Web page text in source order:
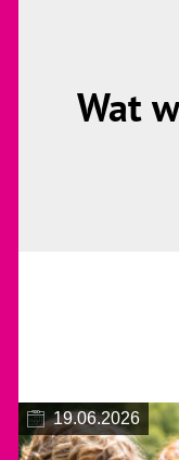
Wat
19.06.2026